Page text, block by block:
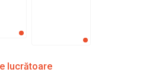
lucrătoare